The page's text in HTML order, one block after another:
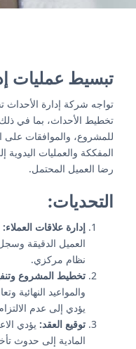
تبسيط عمليات
تواجه شركة إدارة
تخطيط الأحداث، بما في ذلك
للمشروع، والموافقات على
المفككة والعمليات
رضا العميل المحتمل.
التحديات:
إدارة علاقات العملاء:
العميل الدقيقة
نظام مركزي.
تخطيط المشروع
والمواعيد النهائية
يؤدي إلى عدم الالتزام
توقيع العقد: يؤدي
المادية إلى حدوث